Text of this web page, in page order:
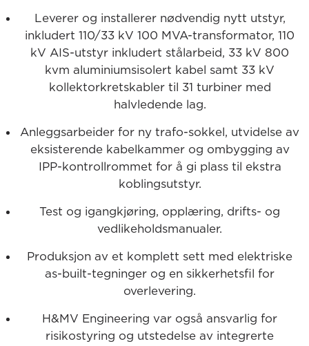
Leverer og installerer nødvendig nytt utstyr,
inkludert 110/33 kV 100 MVA-transformator, 110
kV AIS-utstyr inkludert stålarbeid, 33 kV 800
kvm aluminiumsisolert kabel samt 33 kV
kollektorkretskabler til 31 turbiner med
halvledende lag.
Anleggsarbeider for ny trafo-sokkel, utvidelse av
eksisterende kabelkammer og ombygging av
IPP-kontrollrommet for å gi plass til ekstra
koblingsutstyr.
Test og igangkjøring, opplæring, drifts- og
vedlikeholdsmanualer.
Produksjon av et komplett sett med elektriske
as-built-tegninger og en sikkerhetsfil for
overlevering.
H&MV Engineering var også ansvarlig for
risikostyring og utstedelse av integrerte